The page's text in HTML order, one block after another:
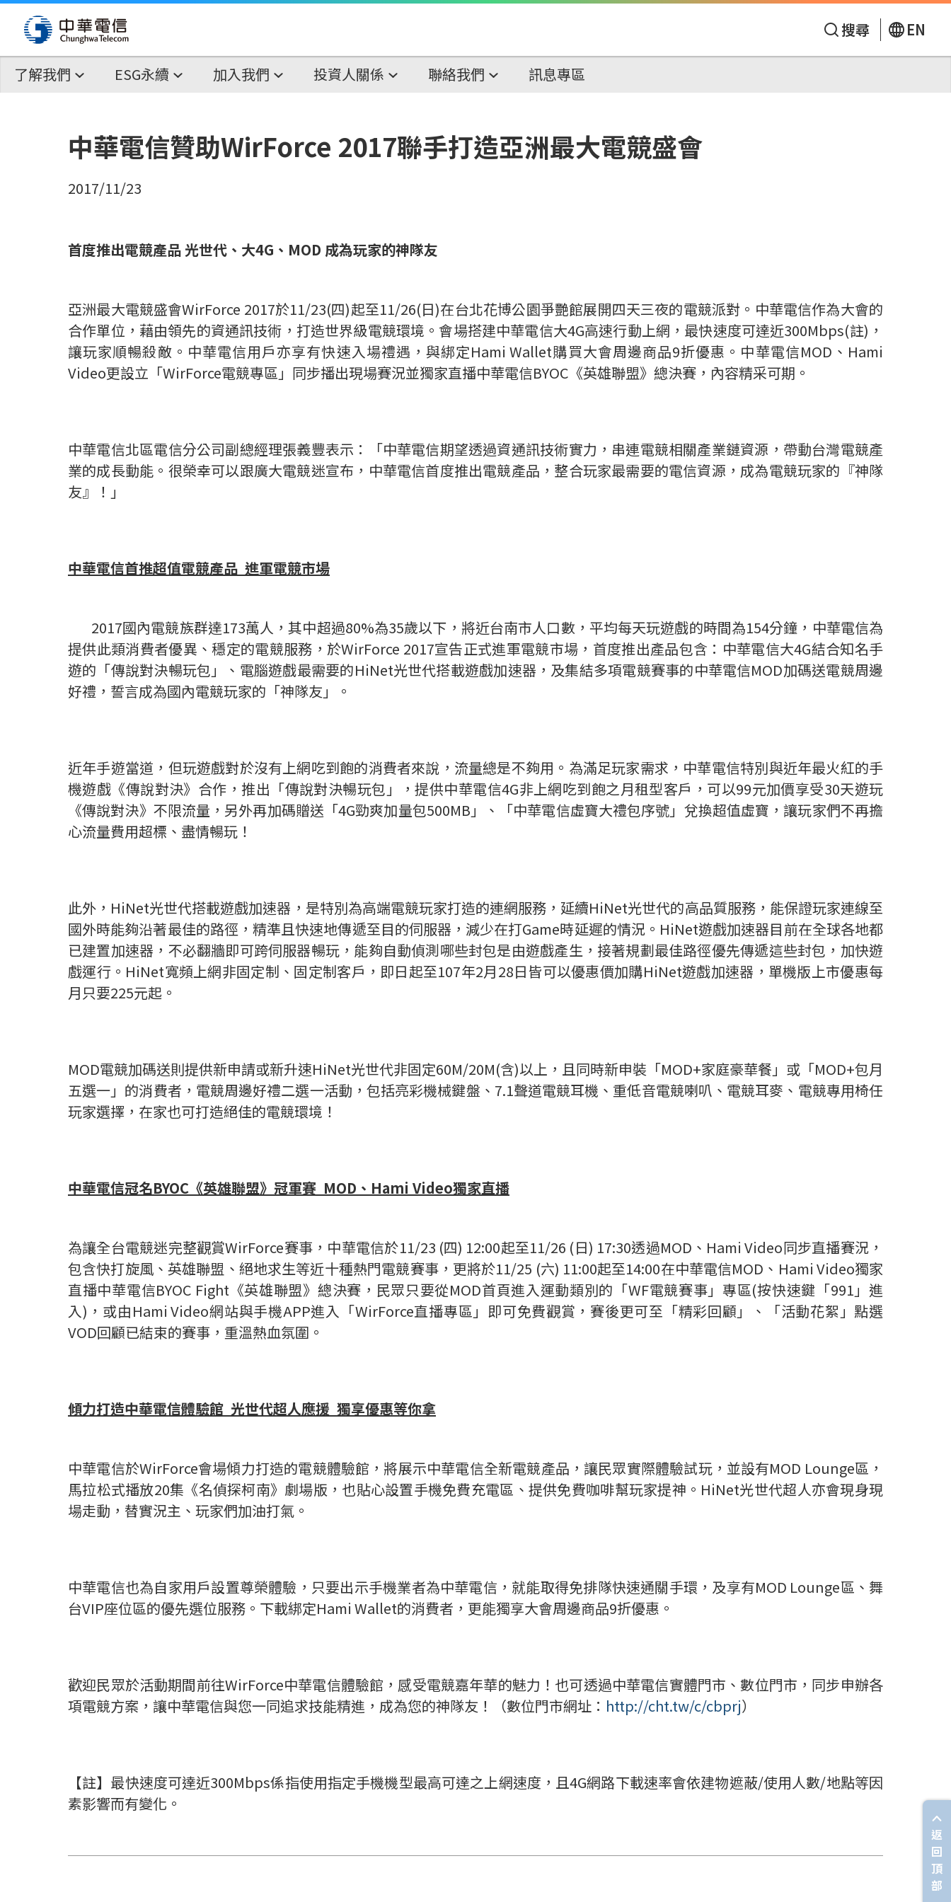
搜尋 EN
了解我們 ESG永續 加入我們 投資人關係 聯絡我們 訊息專區
中華電信贊助WirForce 2017聯手打造亞洲最大電競盛會
2017/11/23
首度推出電競產品 光世代、大4G、MOD 成為玩家的神隊友
亞洲最大電競盛會WirForce 2017於11/23(四)起至11/26(日)在台北花博公園爭艷館展開四天三夜的電競派對。中華電信作為大會的
合作單位，藉由領先的資通訊技術，打造世界級電競環境。會場搭建中華電信大4G高速行動上網，最快速度可達近300Mbps(註)，
讓玩家順暢殺敵。中華電信用戶亦享有快速入場禮遇，與綁定Hami Wallet購買大會周邊商品9折優惠。中華電信MOD、Hami
Video更設立「WirForce電競專區」同步播出現場賽況並獨家直播中華電信BYOC《英雄聯盟》總決賽，內容精采可期。
中華電信北區電信分公司副總經理張義豐表示：「中華電信期望透過資通訊技術實力，串連電競相關產業鏈資源，帶動台灣電競產
業的成長動能。很榮幸可以跟廣大電競迷宣布，中華電信首度推出電競產品，整合玩家最需要的電信資源，成為電競玩家的『神隊
友』！」
中華電信首推超值電競產品 進軍電競市場
2017國內電競族群達173萬人，其中超過80%為35歲以下，將近台南市人口數，平均每天玩遊戲的時間為154分鐘，中華電信為
提供此類消費者優異、穩定的電競服務，於WirForce 2017宣告正式進軍電競市場，首度推出產品包含：中華電信大4G結合知名手
遊的「傳說對決暢玩包」、電腦遊戲最需要的HiNet光世代搭載遊戲加速器，及集結多項電競賽事的中華電信MOD加碼送電競周邊
好禮，誓言成為國內電競玩家的「神隊友」。
近年手遊當道，但玩遊戲對於沒有上網吃到飽的消費者來說，流量總是不夠用。為滿足玩家需求，中華電信特別與近年最火紅的手
機遊戲《傳說對決》合作，推出「傳說對決暢玩包」，提供中華電信4G非上網吃到飽之月租型客戶，可以99元加價享受30天遊玩
《傳說對決》不限流量，另外再加碼贈送「4G勁爽加量包500MB」、「中華電信虛寶大禮包序號」兌換超值虛寶，讓玩家們不再擔
心流量費用超標、盡情暢玩！
此外，HiNet光世代搭載遊戲加速器，是特別為高端電競玩家打造的連網服務，延續HiNet光世代的高品質服務，能保證玩家連線至
國外時能夠沿著最佳的路徑，精準且快速地傳遞至目的伺服器，減少在打Game時延遲的情況。HiNet遊戲加速器目前在全球各地都
已建置加速器，不必翻牆即可跨伺服器暢玩，能夠自動偵測哪些封包是由遊戲產生，接著規劃最佳路徑優先傳遞這些封包，加快遊
戲運行。HiNet寬頻上網非固定制、固定制客戶，即日起至107年2月28日皆可以優惠價加購HiNet遊戲加速器，單機版上市優惠每
月只要225元起。
MOD電競加碼送則提供新申請或新升速HiNet光世代非固定60M/20M(含)以上，且同時新申裝「MOD+家庭豪華餐」或「MOD+包月
五選一」的消費者，電競周邊好禮二選一活動，包括亮彩機械鍵盤、7.1聲道電競耳機、重低音電競喇叭、電競耳麥、電競專用椅任
玩家選擇，在家也可打造絕佳的電競環境！
中華電信冠名BYOC 《英雄聯盟》冠軍賽 MOD 、 Hami Video獨家直播
為讓全台電競迷完整觀賞WirForce賽事，中華電信於11/23 (四) 12:00起至11/26 (日) 17:30透過MOD、Hami Video同步直播賽況，
包含快打旋風、英雄聯盟、絕地求生等近十種熱門電競賽事，更將於11/25 (六) 11:00起至14:00在中華電信MOD、Hami Video獨家
直播中華電信BYOC Fight《英雄聯盟》總決賽，民眾只要從MOD首頁進入運動類別的「WF電競賽事」專區(按快速鍵「991」進
入)，或由Hami Video網站與手機APP進入「WirForce直播專區」即可免費觀賞，賽後更可至「精彩回顧」、「活動花絮」點選
VOD回顧已結束的賽事，重溫熱血氛圍。
傾力打造中華電信體驗館 光世代超人應援 獨享優惠等你拿
中華電信於WirForce會場傾力打造的電競體驗館，將展示中華電信全新電競產品，讓民眾實際體驗試玩，並設有MOD Lounge區，
馬拉松式播放20集《名偵探柯南》劇場版，也貼心設置手機免費充電區、提供免費咖啡幫玩家提神。HiNet光世代超人亦會現身現
場走動，替實況主、玩家們加油打氣。
中華電信也為自家用戶設置尊榮體驗，只要出示手機業者為中華電信，就能取得免排隊快速通關手環，及享有MOD Lounge區、舞
台VIP座位區的優先選位服務。下載綁定Hami Wallet的消費者，更能獨享大會周邊商品9折優惠。
歡迎民眾於活動期間前往WirForce中華電信體驗館，感受電競嘉年華的魅力！也可透過中華電信實體門市、數位門市，同步申辦各
項電競方案，讓中華電信與您一同追求技能精進，成為您的神隊友！（數位門市網址： http://cht.tw/c/cbprj）
【註】最快速度可達近300Mbps係指使用指定手機機型最高可達之上網速度，且4G網路下載速率會依建物遮蔽/使用人數/地點等因
素影響而有變化。
返
回
頂
部